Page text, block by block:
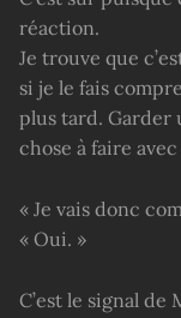
réaction.
Je trouve que
si je le fais
plus tard. Garder
chose à faire
« Je vais donc
« Oui. »
C’est le signal de